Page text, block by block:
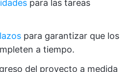
para las tareas
para garantizar que los
a tiempo.
del proyecto a medida